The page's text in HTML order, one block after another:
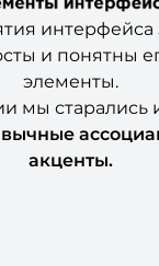
интерфейса
и понятны
элементы.
мы старались
акценты.